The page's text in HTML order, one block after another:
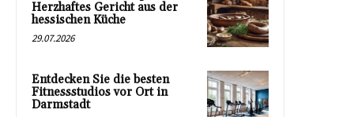
Herzhaftes Gericht aus der
hessischen Küche
29.07.2026
Entdecken Sie die besten
Fitnessstudios vor Ort in
Darmstadt